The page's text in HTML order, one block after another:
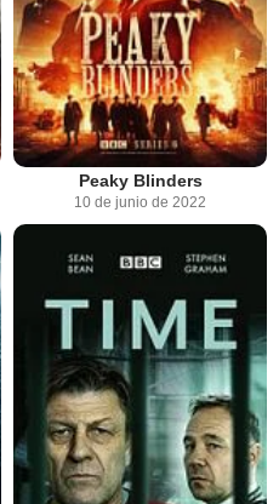
Peaky Blinders
10 de junio de 2022